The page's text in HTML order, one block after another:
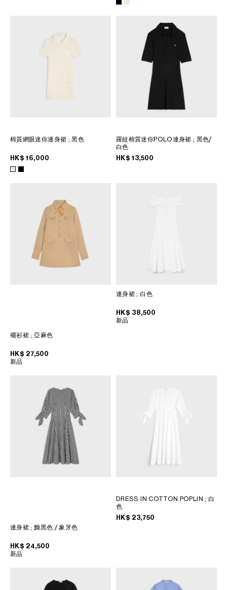
棉質網眼迷你連身裙 ; 黑色
HK$ 16,000
羅紋棉質迷你POLO連身裙; 黑色/
白色
HK$ 13,500
襯衫裙; 亞麻色
HK$ 27,500
新品
連身裙; 白色
HK$ 38,500
新品
連身裙; 黝黑色 / 象牙色
HK$ 24,500
新品
DRESS IN COTTON POPLIN; 白
色
HK$ 23,750